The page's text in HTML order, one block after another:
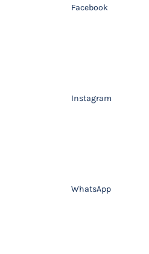
Facebook
Instagram
WhatsApp